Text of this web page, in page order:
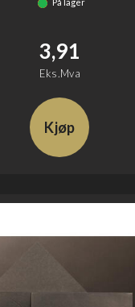
3,91
Eks.Mva
Kjøp